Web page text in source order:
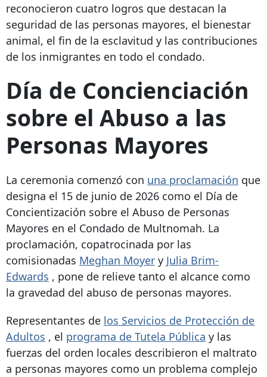
reconocieron cuatro logros que destacan la
seguridad de las personas mayores, el bienestar
animal, el fin de la esclavitud y las contribuciones
de los inmigrantes en todo el condado.
Día de Concienciación
sobre el Abuso a las
Personas Mayores
La ceremonia comenzó con una proclamación que
designa el 15 de junio de 2026 como el Día de
Concientización sobre el Abuso de Personas
Mayores en el Condado de Multnomah. La
proclamación, copatrocinada por las
comisionadas Meghan Moyer y Julia Brim-
Edwards , pone de relieve tanto el alcance como
la gravedad del abuso de personas mayores.
Representantes de los Servicios de Protección de
Adultos , el programa de Tutela Pública y las
fuerzas del orden locales describieron el maltrato
a personas mayores como un problema complejo